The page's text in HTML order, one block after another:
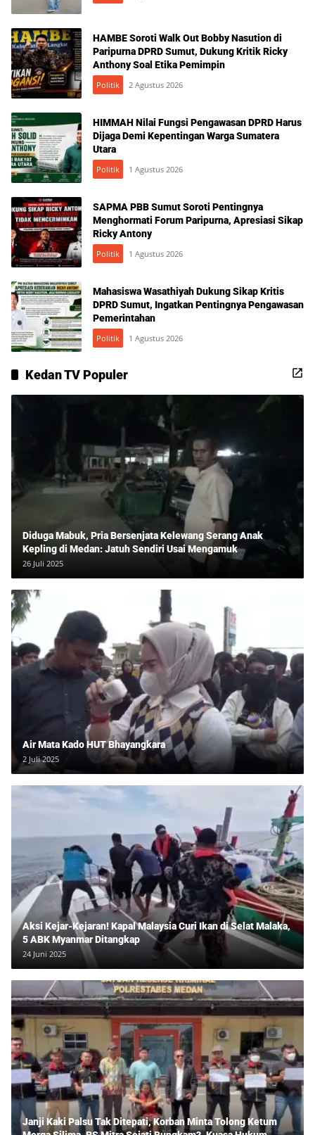
HAMBE Soroti Walk Out Bobby Nasution di
Paripurna DPRD Sumut, Dukung Kritik Ricky
Anthony Soal Etika Pemimpin
Politik 2 Agustus 2026
HIMMAH Nilai Fungsi Pengawasan DPRD Harus
Dijaga Demi Kepentingan Warga Sumatera
Utara
Politik 1 Agustus 2026
SAPMA PBB Sumut Soroti Pentingnya
Menghormati Forum Paripurna, Apresiasi Sikap
Ricky Antony
Politik 1 Agustus 2026
Mahasiswa Wasathiyah Dukung Sikap Kritis
DPRD Sumut, Ingatkan Pentingnya Pengawasan
Pemerintahan
Politik 1 Agustus 2026
Kedan TV Populer
Diduga Mabuk, Pria Bersenjata Kelewang Serang Anak
Kepling di Medan: Jatuh Sendiri Usai Mengamuk
26 Juli 2025
Air Mata Kado HUT Bhayangkara
2 Juli 2025
Aksi Kejar-Kejaran! Kapal Malaysia Curi Ikan di Selat Malaka,
5 ABK Myanmar Ditangkap
24 Juni 2025
Janji Kaki Palsu Tak Ditepati, Korban Minta Tolong Ketum